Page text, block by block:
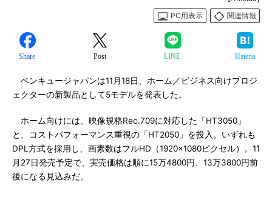
PC用表示
関連情報
Share Post LINE Hatena
ベンキュージャパンは11月18日、ホーム／ビジネス向けプロジ
ェクターの新製品として5モデルを発表した。
ホーム向けには、映像規格Rec.709に対応した「HT3050」
と、コストパフォーマンス重視の「HT2050」を投入。いずれも
DPL方式を採用し、画素数はフルHD（1920×1080ピクセル）。11
月27日発売予定で、実売価格は順に15万4800円、13万3800円前
後になる見込みだ。